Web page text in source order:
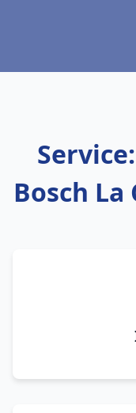
Bosch La